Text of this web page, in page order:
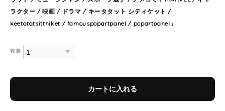
ラクター / 映画 / ドラマ / キータタット シティケット /
keetatatsitthiket / famouspopartpanel / popartpanel」
数量
カートに入れる